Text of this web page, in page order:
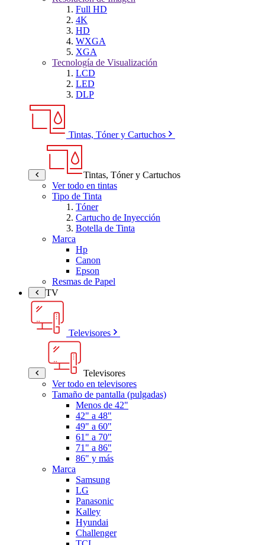
Full HD
4K
HD
WXGA
XGA
Tecnología de Visualización
LCD
LED
DLP
Tintas, Tóner y Cartuchos
Tintas, Tóner y Cartuchos
Ver todo en tintas
Tipo de Tinta
Tóner
Cartucho de Inyección
Botella de Tinta
Marca
Hp
Canon
Epson
Resmas de Papel
TV
Televisores
Televisores
Ver todo en televisores
Tamaño de pantalla (pulgadas)
Menos de 42"
42" a 48"
49" a 60"
61" a 70"
71" a 86"
86" y más
Marca
Samsung
LG
Panasonic
Kalley
Hyundai
Challenger